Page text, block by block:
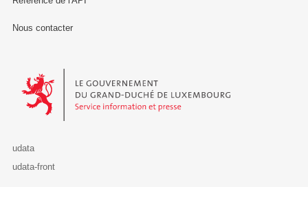
Nous contacter
Le Gouvernement du Grand-Duché de Luxembourg - Service
udata
udata-front